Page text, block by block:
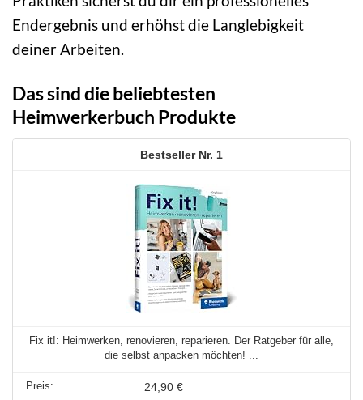
Endergebnis und erhöhst die Langlebigkeit
deiner Arbeiten.
Das sind die beliebtesten
Heimwerkerbuch Produkte
1
Fix it!: Heimwerken, renovieren, reparieren. Der Ratgeber für alle,
die selbst anpacken möchten! ...
24,90 €